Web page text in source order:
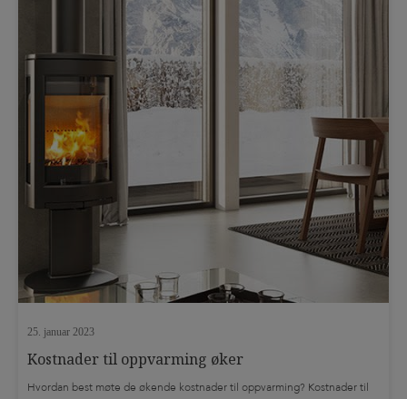
TIL-TAK Light TIL-TAK pakningsmasse
trinnlyddemping trykkfast isolering
uteplass uterom utestue vedlikehold
25. januar 2023
Kostnader til oppvarming øker
Hvordan best møte de økende kostnader til oppvarming? Kostnader til